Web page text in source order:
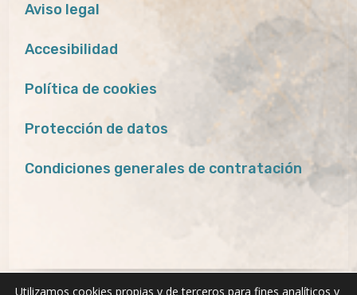
Aviso legal
Accesibilidad
Política de cookies
Protección de datos
Condiciones generales de contratación
Utilizamos cookies propias y de terceros para fines analíticos y